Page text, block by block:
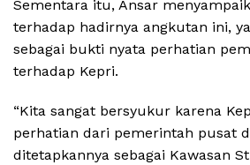
Sementara itu, Ansar
terhadap hadirnya angkutan ini,
sebagai bukti nyata perhatian
terhadap Kepri.
“Kita sangat bersyukur karena
perhatian dari pemerintah pusat
ditetapkannya sebagai Kawasan